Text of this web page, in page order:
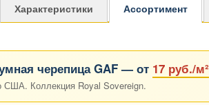
Характеристики Ассортимент
черепица GAF — от 17 руб./м²
США. Коллекция Royal Sovereign.